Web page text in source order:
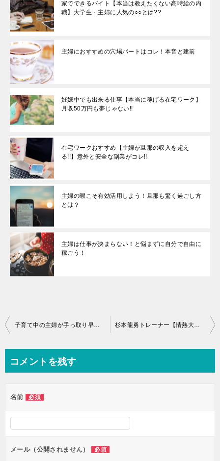
家でできるバイト【本当は教えたくない高時給の内
職】大学生・主婦に人気の○○とは??
主婦におすすめの穴場パートはコレ！本音と建前
妊娠中でも出来る仕事【本当に稼げる在宅ワーク】
月収50万円も夢じゃない!!
在宅ワークおすすめ【主婦が旦那の収入を超え
る!!】意外と安全な副業がコレ!!
主婦の暇こそ有効活用しよう！旦那も驚く過ごし方
とは？
主婦は仕事が決まらない！と悩まずに自分で自由に
稼ごう！
投
ビ
ー
シ
ン
子育て中の主婦が手っ取り早く稼ぐ方法【意外と知らない在宅ワーク】 杉本龍勇トレーナー【情熱大陸で走り方講座はバカ売れ必至！】
コメントを残す
名前 必須
メール（公開されません） 必須